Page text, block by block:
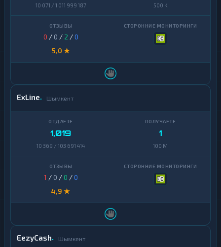
10 071 / 1 011 999 187 500 K
0 / 0 / 2 /0
5,0 ★
ExLine Шымкент
1,019
10 369 / 103 691 414
1
100 M
1 / 0 /0 /0
4,9 ★
EezyCash Шымкент
Terra
1
Uniswap1
Finance
1